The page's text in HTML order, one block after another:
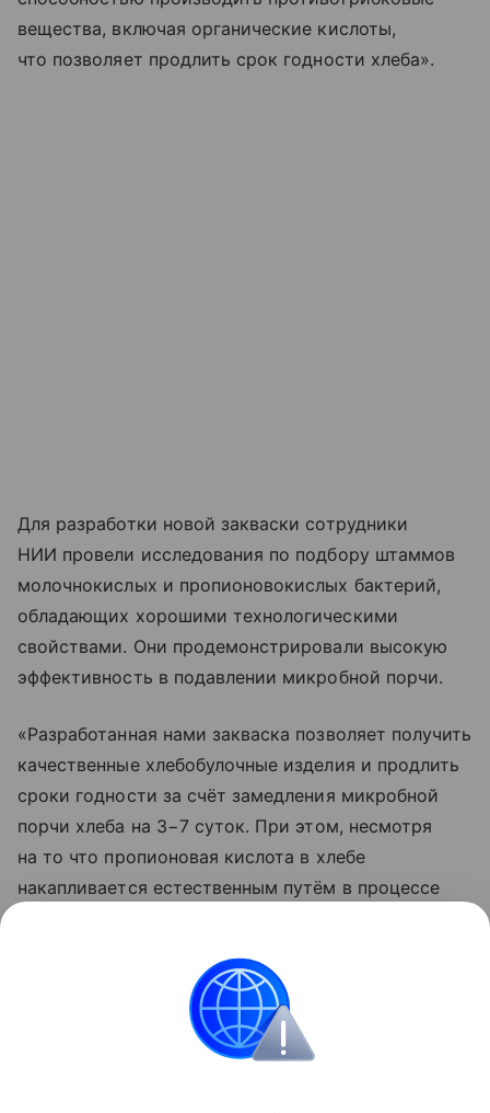
вещества, включая органические кислоты,
что позволяет продлить срок годности хлеба».
Для разработки новой закваски сотрудники
НИИ провели исследования по подбору штаммов
молочнокислых и пропионовокислых бактерий,
обладающих хорошими технологическими
свойствами. Они продемонстрировали высокую
эффективность в подавлении микробной порчи.
«Разработанная нами закваска позволяет получить
качественные хлебобулочные изделия и продлить
сроки годности за счёт замедления микробной
порчи хлеба на 3−7 суток. При этом, несмотря
на то что пропионовая кислота в хлебе
накапливается естественным путём в процессе